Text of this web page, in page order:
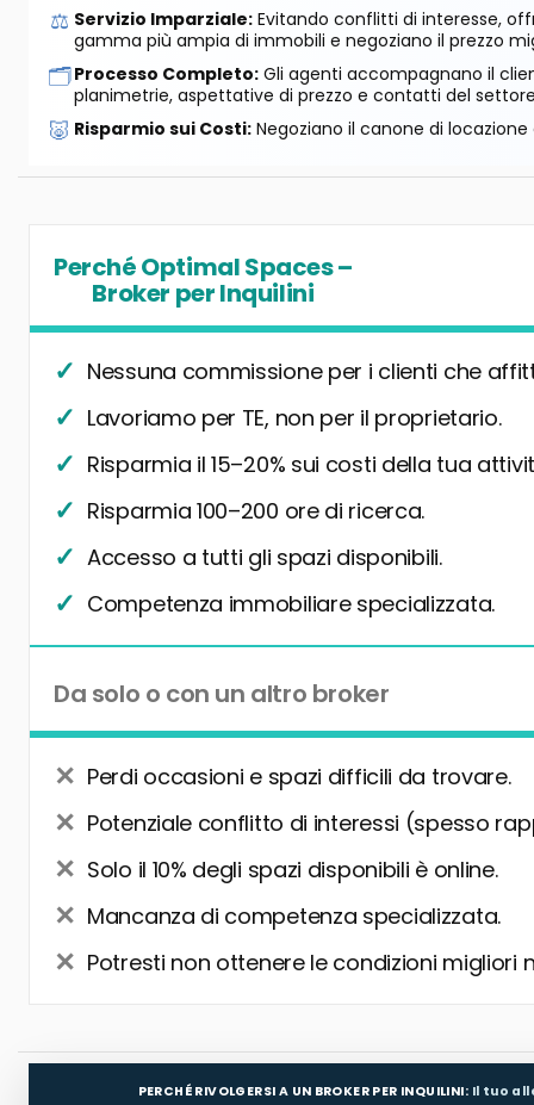
⚖️ Servizio Imparziale: Evitando conflitti di interesse,
gamma più ampia di immobili e negoziano il prezzo
🗂️Processo Completo: Gli agenti accompagnano il
planimetrie, aspettative di prezzo e contatti del
🐷 Risparmio sui Costi: Negoziano il canone di
Perché Optimal Spaces –
Broker per Inquilini
Nessuna commissione per i clienti che
Lavoriamo per TE, non per il proprietario.
Risparmia il 15–20% sui costi della tua
Risparmia 100–200 ore di ricerca.
Accesso a tutti gli spazi disponibili.
Competenza immobiliare specializzata.
Da solo o con un altro broker
Perdi occasioni e spazi difficili da trovare.
Potenziale conflitto di interessi (spesso
Solo il 10% degli spazi disponibili è online.
Mancanza di competenza specializzata.
Potresti non ottenere le condizioni migliori
PERCHÉ RIVOLGERSI A UN BROKER PER INQUILINI: Il tuo